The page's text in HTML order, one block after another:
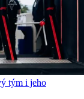
tým i jeho